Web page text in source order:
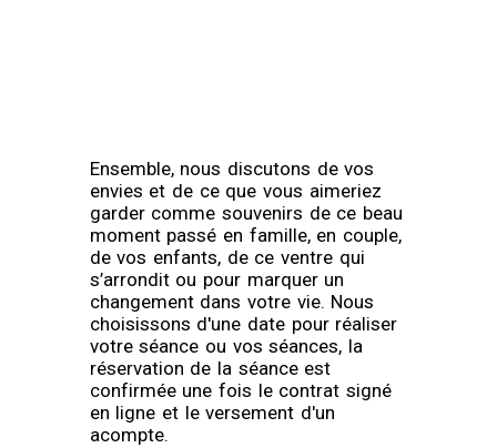
Ensemble, nous discutons de vos
envies et de ce que vous aimeriez
garder comme souvenirs de ce beau
moment passé en famille, en couple,
de vos enfants, de ce ventre qui
s’arrondit ou pour marquer un
changement dans votre vie. Nous
choisissons d'une date pour réaliser
votre séance ou vos séances, la
réservation de la séance est
confirmée une fois le contrat signé
en ligne et le versement d'un
acompte.